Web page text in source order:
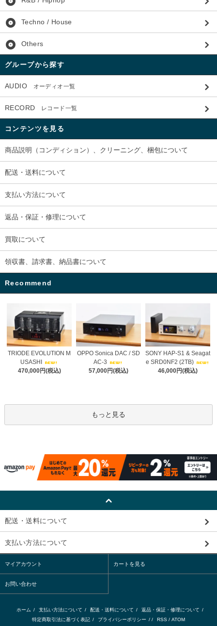
album Techno / House
album Others
グループから探す
AUDIO オーディオ一覧
RECORD レコード一覧
コンテンツを見る
商品説明（コンディション）、クリーニング、梱包について
配送・送料について
支払い方法について
返品・保証・修理について
買取について
領収書、請求書、納品書について
Recommend
TRIODE EVOLUTION M
USASHI
470,000円(税込)
OPPO Sonica DAC / SD
AC-3
57,000円(税込)
SONY HAP-S1 & Seagat
e SRD0NF2 (2TB)
46,000円(税込)
もっと見る
配送・送料について
支払い方法について
マイアカウント カートを見る
お問い合わせ
ホーム / 支払い方法について / 配送・送料について / 返品・保証・修理について /
特定商取引法に基づく表記 / プライバシーポリシー / / RSS / ATOM